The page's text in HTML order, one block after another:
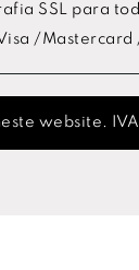
SSL para
/Mastercard
website. IVA